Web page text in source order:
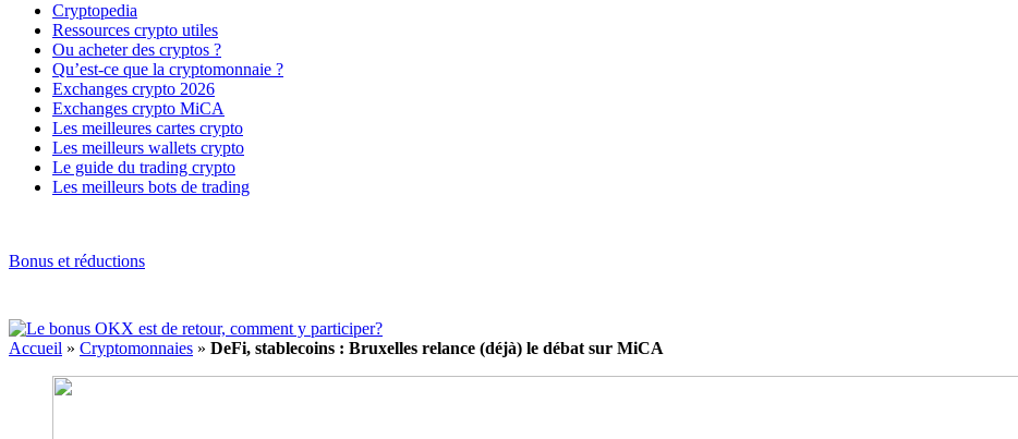
Cryptopedia
Ressources crypto utiles
Ou acheter des cryptos ?
Qu’est-ce que la cryptomonnaie ?
Exchanges crypto 2026
Exchanges crypto MiCA
Les meilleures cartes crypto
Les meilleurs wallets crypto
Le guide du trading crypto
Les meilleurs bots de trading
Bonus et réductions
Accueil » Cryptomonnaies » DeFi, stablecoins : Bruxelles relance (déjà) le débat sur MiCA